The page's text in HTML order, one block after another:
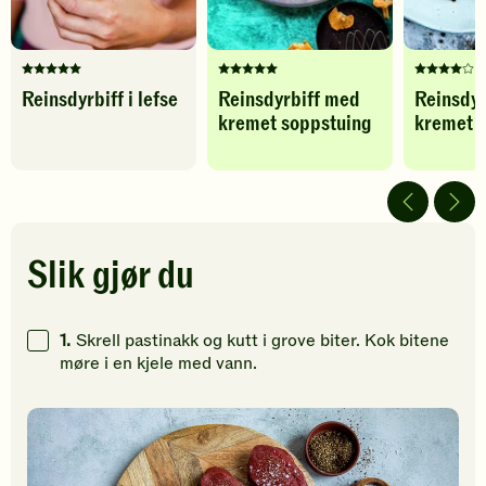
Denne
oppskriften
Klikk
for
gi
din
vurdering.
Reinsdyrbiff i lefse
Denne
oppskriften
har
5
din
vurdering.
Reinsdyrbiff med
kremet soppstuing
Denne
har
4
av
5
din
kremet
Slik gjør du
1. Skrell pastinakk og kutt i grove biter. Kok bitene
møre i en kjele med vann.